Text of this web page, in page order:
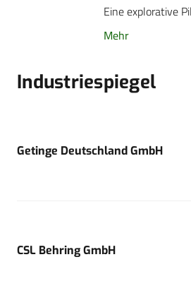
Eine explorative
Mehr
Industriespiegel
Getinge Deutschland GmbH
CSL Behring GmbH